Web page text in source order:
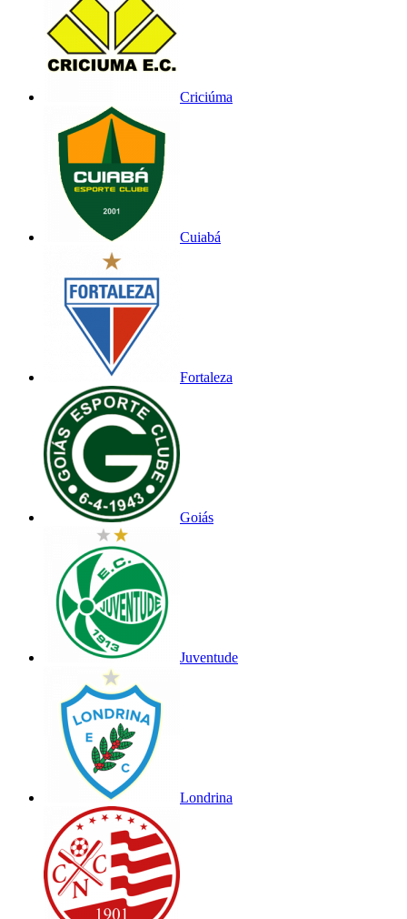
Criciúma
Cuiabá
Fortaleza
Goiás
Juventude
Londrina